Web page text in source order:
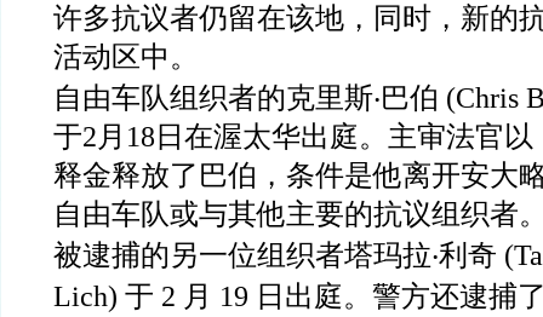
许多抗议者仍留在该地，同时，新的
活动区中。
自由车队组织者的克里斯‧巴伯 (Chris
于2 月 18 日在渥太华出庭。主审法官以
释金释放了巴伯，条件是他离开安大
自由车队或与其他主要的抗议组织者
被逮捕的另一位组织者塔玛拉‧利奇
Lich) 于 2 月 19 日出庭。警方还逮捕